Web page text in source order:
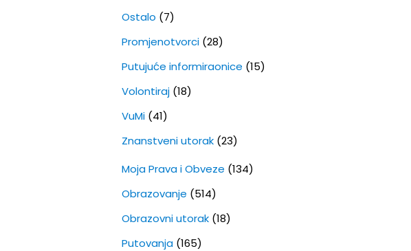
Ostalo (7)
Promjenotvorci(28)
Putujuće informiraonice (15)
Volontiraj(18)
VuMi(41)
Znanstveni utorak(23)
Moja Prava i Obveze (134)
Obrazovanje (514)
Obrazovni utorak(18)
Putovanja(165)